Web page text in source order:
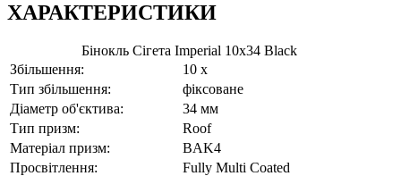
ХАРАКТЕРИСТИКИ
Бінокль Сігета Imperial 10x34 Black
Збільшення:
10 x
Тип збільшення:
фіксоване
Діаметр об'єктива:
34 мм
Тип призм:
Roof
Матеріал призм:
BAK4
Просвітлення:
Fully Multi Coated